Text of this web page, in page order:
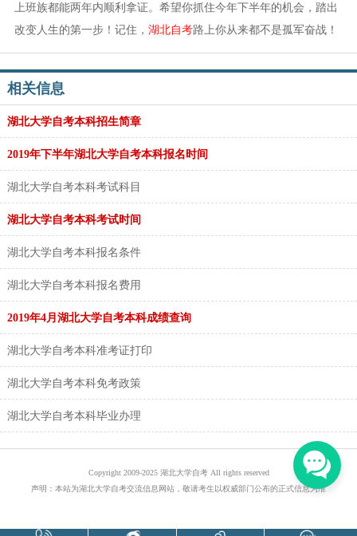
上班族都能两年内顺利拿证。希望你抓住今年下半年的机会，踏出
改变人生的第一步！记住， 湖北自考路上你从来都不是孤军奋战！
相关信息
湖北大学自考本科招生简章
2019年下半年湖北大学自考本科报名时间
湖北大学自考本科考试科目
湖北大学自考本科考试时间
湖北大学自考本科报名条件
湖北大学自考本科报名费用
2019年4月湖北大学自考本科成绩查询
湖北大学自考本科准考证打印
湖北大学自考本科免考政策
湖北大学自考本科毕业办理
Copyright 2009-2025 湖北大学自考 All rights reserved
声明：本站为湖北大学自考交流信息网站，敬请考生以权威部门公布的正式信息为准